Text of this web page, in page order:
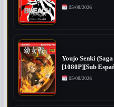
05/08/2026
Youjo Senki
[1080P][Sub
05/08/2026